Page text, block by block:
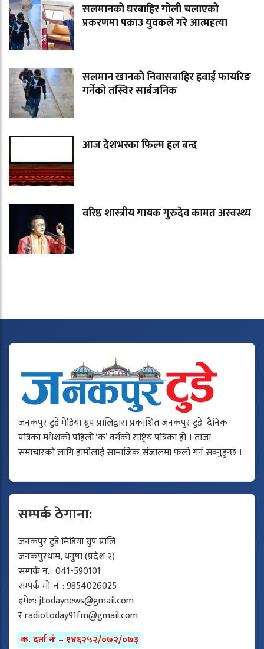
सलमानको घरबाहिर गोली चलाएको
प्रकरणमा पक्राउ युवकले गरे आत्महत्या
सलमान खानको निवासबाहिर हवाई फायरिङ
गर्नेको तस्विर सार्बजनिक
आज देशभरका फिल्म हल बन्द
वरिष्ठ शास्त्रीय गायक गुरुदेव कामत अस्वस्थ्य
जनकपुर टुडे मेडिया ग्रुप प्रालिद्वारा प्रकाशित जनकपुर टुडे दैनिक
पत्रिका मधेशको पहिलो ‘क’ वर्गको राष्ट्रिय पत्रिका हो । ताजा
समाचारको लागि हामीलाई सामाजिक संजालमा फलो गर्न सक्नुहुन्छ ।
सम्पर्क ठेगाना:
जनकपुर टुडे मिडिया ग्रुप प्रालि
जनकपुरधाम, धनुषा (प्रदेश २)
सम्पर्क नं. : 041-590101
सम्पर्क मो. नं. : 9854026025
इमेल:jtodaynews@gmail.com
रradiotoday91fm@gmail.com
क. दर्ता नंः – १४६२५२/०७२/०७३